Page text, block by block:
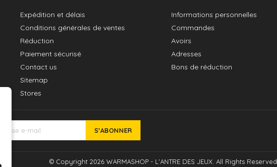
Expédition et délais
Conditions générales de ventes
Réduction
Paiement sécurisé
Contact us
Sitemap
Stores
Informations personnelles
Commandes
Avoirs
Adresses
Bons de réduction
© Copyright 2026 WARMASHOP - L'ANTRE DES JEUX. All Rights Reserved.